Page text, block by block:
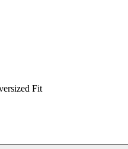
Fit